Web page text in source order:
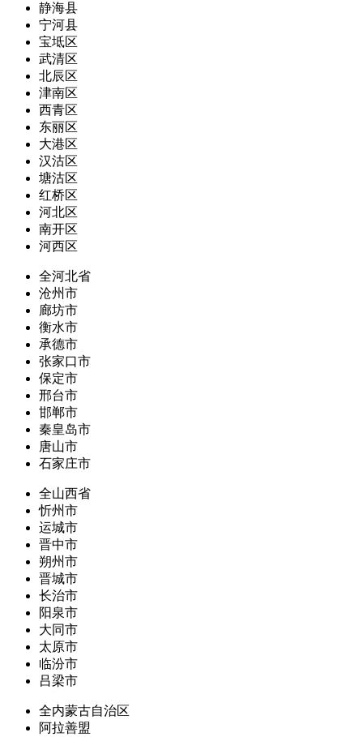
静海县
宁河县
宝坻区
武清区
北辰区
津南区
西青区
东丽区
大港区
汉沽区
塘沽区
红桥区
河北区
南开区
河西区
全河北省
沧州市
廊坊市
衡水市
承德市
张家口市
保定市
邢台市
邯郸市
秦皇岛市
唐山市
石家庄市
全山西省
忻州市
运城市
晋中市
朔州市
晋城市
长治市
阳泉市
大同市
太原市
临汾市
吕梁市
全内蒙古自治区
阿拉善盟